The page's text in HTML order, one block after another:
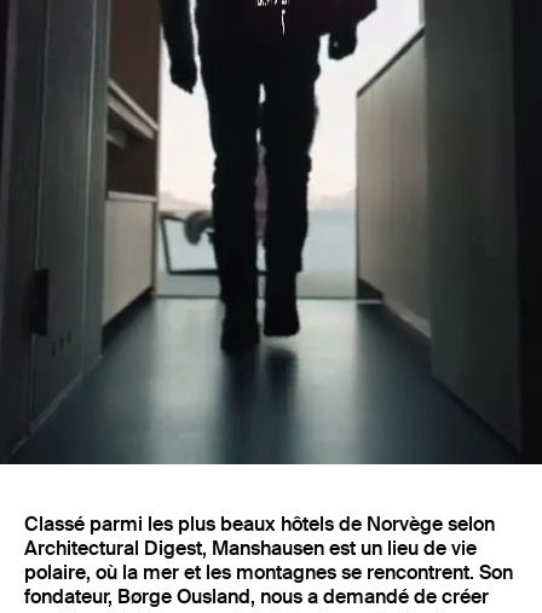
Projets
Classé parmi les plus beaux hôtels de Norvège selon
Architectural Digest, Manshausen est un lieu de vie
polaire, où la mer et les montagnes se rencontrent. Son
fondateur, Børge Ousland, nous a demandé de créer